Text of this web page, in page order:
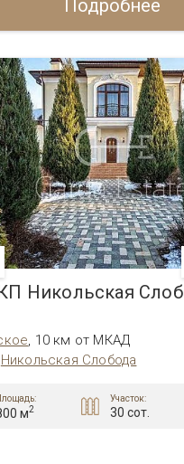
Подробнее
Никольская
10 км от МКАД
Никольская Слобода
м2
Участок:
30 сот.